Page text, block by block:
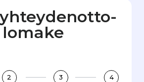
lomake
2
3
4